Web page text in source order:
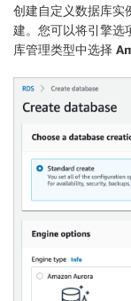
创建自定义数据库实
建。您可以将引擎选
库管理类型中选择